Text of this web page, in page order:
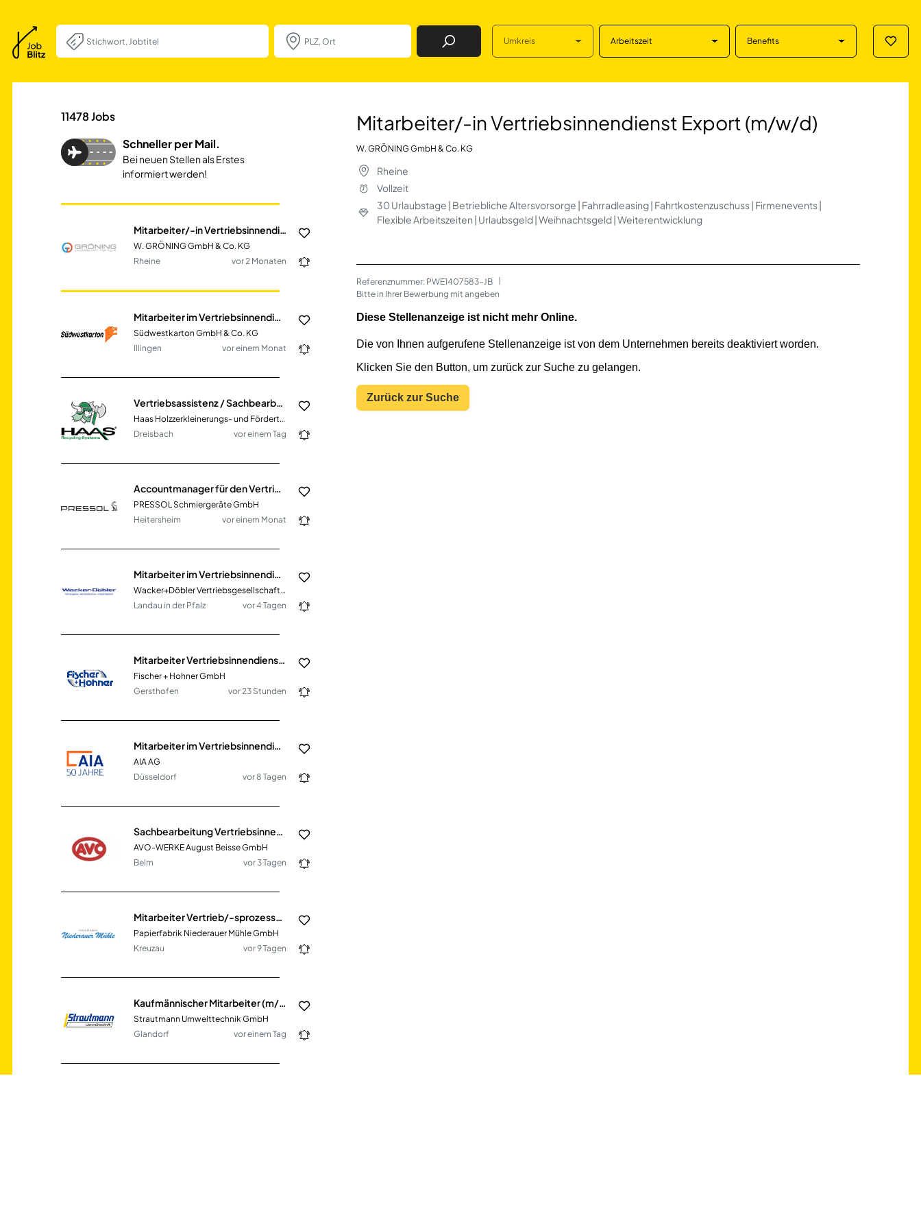
Job Finden Umkreis Arbeitszeit Benefits
Mitarbeiter/-in Vertriebsinnendienst Export (m/w/d)
11478Jobs
Schneller per Mail.
Bei neuen Stellen als Erstes
informiert werden!
Mitarbeiter/-in Vertriebsinnendienst Export (m/w/d)
W. GRÖNING GmbH & Co. KG
Rheine
vor 2 Monaten
Mitarbeiter im Vertriebsinnendienst (m/w/d)
Südwestkarton GmbH & Co. KG
Illingen
vor einem Monat
Vertriebsassistenz / Sachbearbeitung Vertriebsinnendienst (m/w/d)
Haas Holzzerkleinerungs- und Fördertechnik GmbH
Dreisbach
vor einem Tag
Accountmanager für den Vertriebsinnendienst (m/w/d)
PRESSOL Schmiergeräte GmbH
Heitersheim
vor einem Monat
Mitarbeiter im Vertriebsinnendienst (m/w/d) - Bereich Kfz-Ersatzteile
Wacker+Döbler Vertriebsgesellschaft mbH'
Landau in der Pfalz
vor 4 Tagen
Mitarbeiter Vertriebsinnendienst (m/w/d)
Fischer + Hohner GmbH
Gersthofen
vor 23 Stunden
Mitarbeiter im Vertriebsinnendienst (m/w/d)
AIA AG
Düsseldorf
vor 8 Tagen
AVO-WERKE August Beisse GmbH
Belm
vor 3 Tagen
Mitarbeiter Vertrieb/-sprozesse & Export (m/w/d)
Papierfabrik Niederauer Mühle GmbH
Kreuzau
vor 9 Tagen
Kaufmännischer Mitarbeiter (m/w/d) Vertriebsinnendienst
Strautmann Umwelttechnik GmbH
Glandorf
vor einem Tag
Mitarbeiter/-in Vertriebsinnendienst Export (m/w/d)
W. GRÖNING GmbH & Co. KG
Rheine
Vollzeit
30 Urlaubstage | Betriebliche Altersvorsorge | Fahrradleasing | Fahrtkostenzuschuss | Firmenevents |
Flexible Arbeitszeiten | Urlaubsgeld | Weihnachtsgeld | Weiterentwicklung
Referenznummer: PWE1407583-JB
Bitte in Ihrer Bewerbung mit angeben